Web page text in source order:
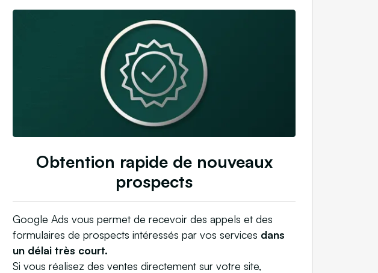
Obtention rapide de nouveaux
prospects
Google Ads vous permet de recevoir des appels et des
formulaires de prospects intéressés par vos services dans
un délai très court.
Si vous réalisez des ventes directement sur votre site,